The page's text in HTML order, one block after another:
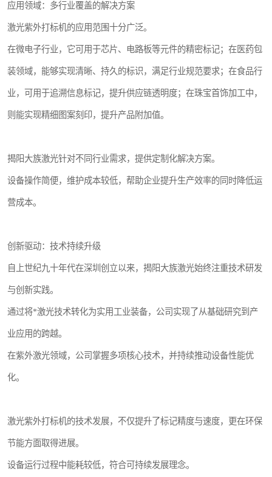
应用领域：多行业覆盖的解决方案
激光紫外打标机的应用范围十分广泛。
在微电子行业，它可用于芯片、电路板等元件的精密标记；在医药包
装领域，能够实现清晰、持久的标识，满足行业规范要求；在食品行
业，可用于追溯信息标记，提升供应链透明度；在珠宝首饰加工中，
则能实现精细图案刻印，提升产品附加值。
揭阳大族激光针对不同行业需求，提供定制化解决方案。
设备操作简便，维护成本较低，帮助企业提升生产效率的同时降低运
营成本。
创新驱动：技术持续升级
自上世纪九十年代在深圳创立以来，揭阳大族激光始终注重技术研发
与创新实践。
通过将*激光技术转化为实用工业装备，公司实现了从基础研究到产
业应用的跨越。
在紫外激光领域，公司掌握多项核心技术，并持续推动设备性能优
化。
激光紫外打标机的技术发展，不仅提升了标记精度与速度，更在环保
节能方面取得进展。
设备运行过程中能耗较低，符合可持续发展理念。